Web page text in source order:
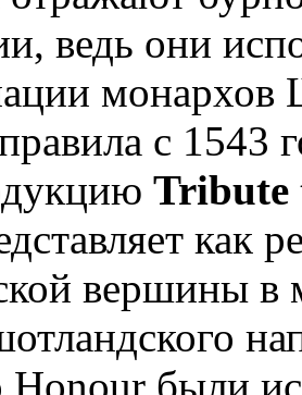
ведь они
монархов
с 1543
как
вершины в
были